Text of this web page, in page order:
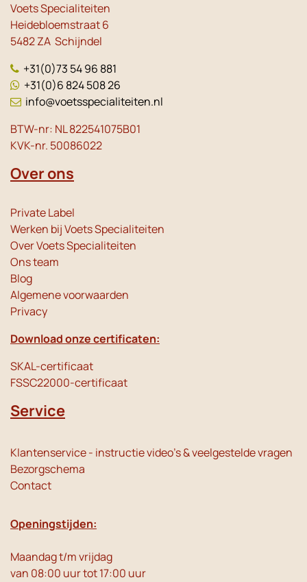
Voets Specialiteiten
Heidebloemstraat 6
5482 ZA Schijndel
+31(0)73 54 96 881
+31(0)6 824 508 26
info@voetsspecialiteiten.nl
BTW-nr: NL 822541075B01
KVK-nr. 50086022
Over ons
Private Label
Werken bij Voets Specialiteiten
Over Voets Specialiteiten
Ons team
Blog
Algemene voorwaarden
Privacy
Download onze certificaten:
SKAL-certificaat
FSSC22000-certificaat
Service
Klantenservice - instructie video's & veelgestelde vragen
Bezorgschema
Contact
Openingstijden:
Maandag t/m vrijdag
van 08:00 uur tot 17:00 uur